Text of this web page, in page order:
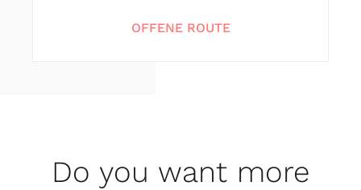
OFFENE ROUTE
Do you want more